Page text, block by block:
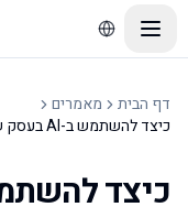
דף הבית
מאמרים
כיצד להשתמש ב-AI בעסק שלך: שלושה מסלולים ומה שבאמת עובד